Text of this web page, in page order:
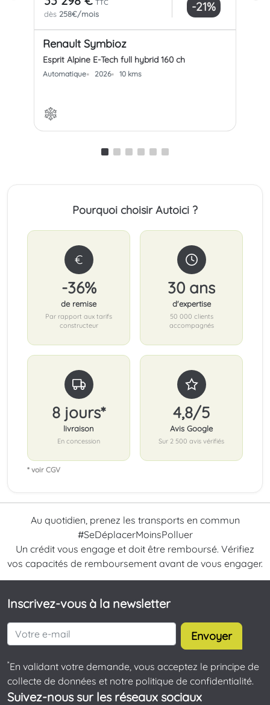
TTC
dès 258€/mois -21%
Renault Symbioz
Esprit Alpine E-Tech full hybrid 160 ch
Automatique 2026 10 kms
Pourquoi choisir Autoici ?
€
-36%
de remise
Par rapport aux tarifs
constructeur
30 ans
d'expertise
50 000 clients
accompagnés
8 jours*
livraison
En concession
4,8/5
Avis Google
Sur 2 500 avis vérifiés
* voir CGV
Au quotidien, prenez les transports en commun
#SeDéplacerMoinsPolluer
Un crédit vous engage et doit être remboursé. Vérifiez
vos capacités de remboursement avant de vous engager.
Inscrivez-vous à la newsletter
Envoyer
*En validant votre demande, vous acceptez le principe de
collecte de données et notre politique de confidentialité.
Suivez-nous sur les réseaux sociaux